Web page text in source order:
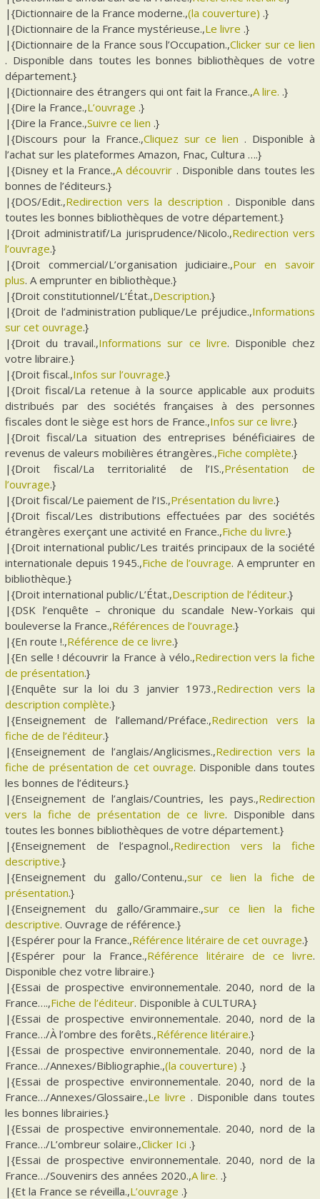
|{Dictionnaire de la France moderne.,(la couverture) .}
|{Dictionnaire de la France mystérieuse.,Le livre .}
|{Dictionnaire de la France sous l’Occupation.,Clicker sur ce lien
. Disponible dans toutes les bonnes bibliothèques de votre
département.}
|{Dictionnaire des étrangers qui ont fait la France.,A lire. .}
|{Dire la France.,L’ouvrage .}
|{Dire la France.,Suivre ce lien .}
|{Discours pour la France.,Cliquez sur ce lien . Disponible à
l’achat sur les plateformes Amazon, Fnac, Cultura ….}
|{Disney et la France.,A découvrir . Disponible dans toutes les
bonnes de l’éditeurs.}
|{DOS/Edit.,Redirection vers la description . Disponible dans
toutes les bonnes bibliothèques de votre département.}
|{Droit administratif/La jurisprudence/Nicolo.,Redirection vers
l’ouvrage.}
|{Droit commercial/L’organisation judiciaire.,Pour en savoir
plus. A emprunter en bibliothèque.}
|{Droit constitutionnel/L’État.,Description.}
|{Droit de l’administration publique/Le préjudice.,Informations
sur cet ouvrage.}
|{Droit du travail.,Informations sur ce livre. Disponible chez
votre libraire.}
|{Droit fiscal.,Infos sur l’ouvrage.}
|{Droit fiscal/La retenue à la source applicable aux produits
distribués par des sociétés françaises à des personnes
fiscales dont le siège est hors de France.,Infos sur ce livre.}
|{Droit fiscal/La situation des entreprises bénéficiaires de
revenus de valeurs mobilières étrangères.,Fiche complète.}
|{Droit fiscal/La territorialité de l’IS.,Présentation de
l’ouvrage.}
|{Droit fiscal/Le paiement de l’IS.,Présentation du livre.}
|{Droit fiscal/Les distributions effectuées par des sociétés
étrangères exerçant une activité en France.,Fiche du livre.}
|{Droit international public/Les traités principaux de la société
internationale depuis 1945.,Fiche de l’ouvrage. A emprunter en
bibliothèque.}
|{Droit international public/L’État.,Description de l’éditeur.}
|{DSK l’enquête – chronique du scandale New-Yorkais qui
bouleverse la France.,Références de l’ouvrage.}
|{En route !.,Référence de ce livre.}
|{En selle ! découvrir la France à vélo.,Redirection vers la fiche
de présentation.}
|{Enquête sur la loi du 3 janvier 1973.,Redirection vers la
description complète.}
|{Enseignement de l’allemand/Préface.,Redirection vers la
fiche de de l’éditeur.}
|{Enseignement de l’anglais/Anglicismes.,Redirection vers la
fiche de présentation de cet ouvrage. Disponible dans toutes
les bonnes de l’éditeurs.}
|{Enseignement de l’anglais/Countries, les pays.,Redirection
vers la fiche de présentation de ce livre. Disponible dans
toutes les bonnes bibliothèques de votre département.}
|{Enseignement de l’espagnol.,Redirection vers la fiche
descriptive.}
|{Enseignement du gallo/Contenu.,sur ce lien la fiche de
présentation.}
|{Enseignement du gallo/Grammaire.,sur ce lien la fiche
descriptive. Ouvrage de référence.}
|{Espérer pour la France.,Référence litéraire de cet ouvrage.}
|{Espérer pour la France.,Référence litéraire de ce livre.
Disponible chez votre libraire.}
|{Essai de prospective environnementale. 2040, nord de la
France….,Fiche de l’éditeur. Disponible à CULTURA.}
|{Essai de prospective environnementale. 2040, nord de la
France…/À l’ombre des forêts.,Référence litéraire.}
|{Essai de prospective environnementale. 2040, nord de la
France…/Annexes/Bibliographie.,(la couverture) .}
|{Essai de prospective environnementale. 2040, nord de la
France…/Annexes/Glossaire.,Le livre . Disponible dans toutes
les bonnes librairies.}
|{Essai de prospective environnementale. 2040, nord de la
France…/L’ombreur solaire.,Clicker Ici .}
|{Essai de prospective environnementale. 2040, nord de la
France…/Souvenirs des années 2020.,A lire. .}
|{Et la France se réveilla.,L’ouvrage .}